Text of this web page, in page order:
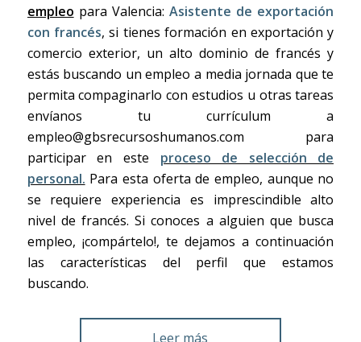
empleo para Valencia:Asistente de exportación
con francés, si tienes formación en exportación y
comercio exterior, un alto dominio de francés y
estás buscando un empleo a media jornada que te
permita compaginarlo con estudios u otras tareas
envíanos tu currículum a
empleo@gbsrecursoshumanos.com para
participar en este proceso de selección de
personal. Para esta oferta de empleo, aunque no
se requiere experiencia es imprescindible alto
nivel de francés. Si conoces a alguien que busca
empleo, ¡compártelo!, te dejamos a continuación
las características del perfil que estamos
buscando.
Leer más